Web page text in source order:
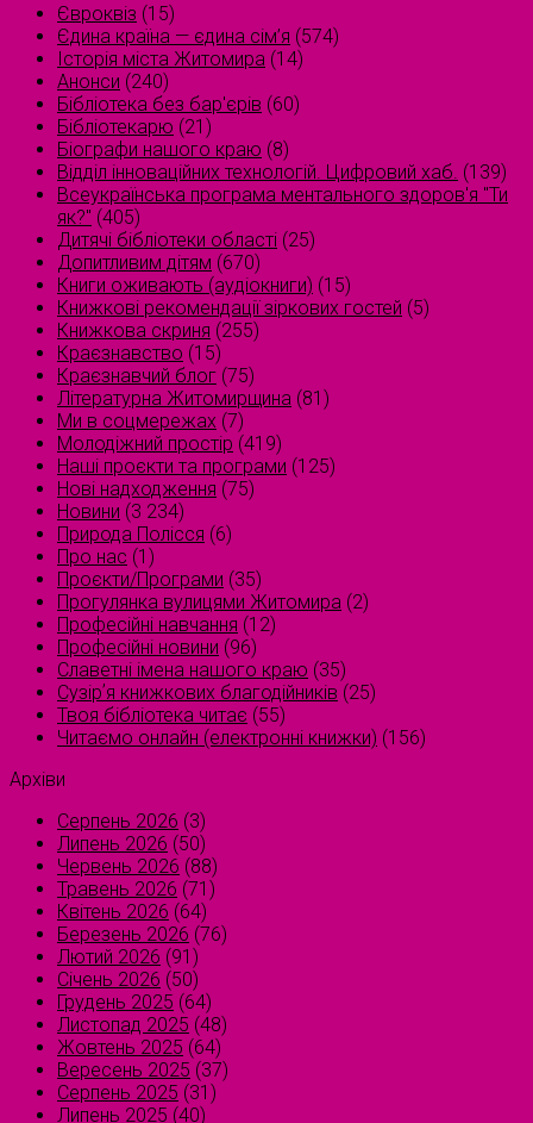
Євроквіз (15)
Єдина країна — єдина сім’я (574)
Історія міста Житомира (14)
Анонси (240)
Бібліотека без бар'єрів (60)
Бібліотекарю (21)
Біографи нашого краю (8)
Відділ інноваційних технологій. Цифровий хаб. (139)
Всеукраїнська програма ментального здоров'я "Ти
як?" (405)
Дитячі бібліотеки області (25)
Допитливим дітям (670)
Книги оживають (аудіокниги) (15)
Книжкові рекомендації зіркових гостей (5)
Книжкова скриня (255)
Краєзнавство (15)
Краєзнавчий блог (75)
Літературна Житомирщина (81)
Ми в соцмережах (7)
Молодіжний простір (419)
Наші проєкти та програми (125)
Нові надходження (75)
Новини (3 234)
Природа Полісся (6)
Про нас (1)
Проєкти/Програми (35)
Прогулянка вулицями Житомира (2)
Професійні навчання (12)
Професійні новини (96)
Славетні імена нашого краю (35)
Сузірʼя книжкових благодійників (25)
Твоя бібліотека читає (55)
Читаємо онлайн (електронні книжки) (156)
Архіви
Серпень 2026 (3)
Липень 2026 (50)
Червень 2026 (88)
Травень 2026 (71)
Квітень 2026 (64)
Березень 2026 (76)
Лютий 2026 (91)
Січень 2026 (50)
Грудень 2025 (64)
Листопад 2025 (48)
Жовтень 2025 (64)
Вересень 2025 (37)
Серпень 2025 (31)
Липень 2025 (40)